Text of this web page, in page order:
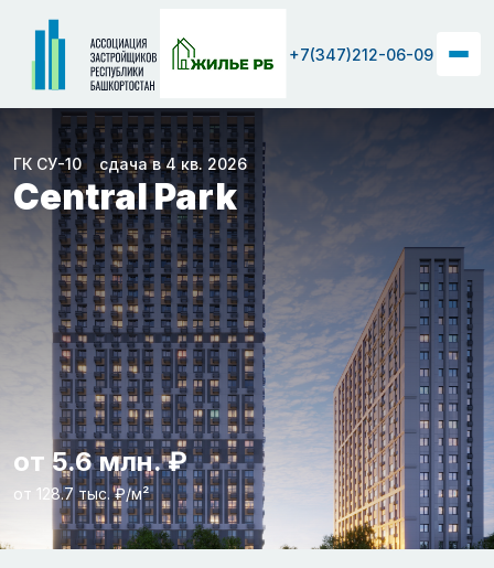
+7(347)212-06-09
ГК СУ-10 сдача в 4 кв. 2026
Central Park
от 5.6 млн. ₽
от 128.7 тыс. ₽/м²